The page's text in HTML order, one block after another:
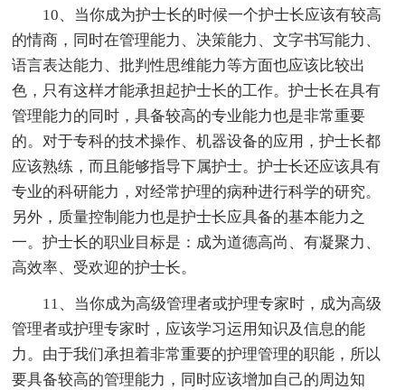
10、当你成为护士长的时候一个护士长应该有较高
的情商，同时在管理能力、决策能力、文字书写能力、
语言表达能力、批判性思维能力等方面也应该比较出
色，只有这样才能承担起护士长的工作。护士长在具有
管理能力的同时，具备较高的专业能力也是非常重要
的。对于专科的技术操作、机器设备的应用，护士长都
应该熟练，而且能够指导下属护士。护士长还应该具有
专业的科研能力，对经常护理的病种进行科学的研究。
另外，质量控制能力也是护士长应具备的基本能力之
一。护士长的职业目标是：成为道德高尚、有凝聚力、
高效率、受欢迎的护士长。
11、当你成为高级管理者或护理专家时，成为高级
管理者或护理专家时，应该学习运用知识及信息的能
力。由于我们承担着非常重要的护理管理的职能，所以
要具备较高的管理能力，同时应该增加自己的周边知